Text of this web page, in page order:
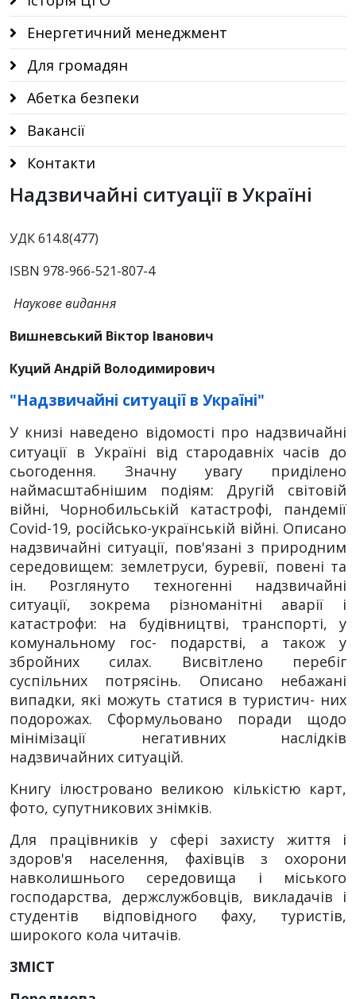
Енергетичний менеджмент
Для громадян
Абетка безпеки
Вакансії
Контакти
Надзвичайні ситуації в Україні
УДК 614.8(477)
ISBN 978-966-521-807-4
Наукове видання
Вишневський Віктор Іванович
Куций Андрій Володимирович
"Надзвичайні ситуації в Україні"
У книзі наведено відомості про надзвичайні
ситуації в Україні від стародавніх часів до
сьогодення. Значну увагу приділено
наймасштабнішим подіям: Другій світовій
війні, Чорнобильській катастрофі, пандемії
Covid-19, російсько-українській війні. Описано
надзвичайні ситуації, пов'язані з природним
середовищем: землетруси, буревії, повені та
ін. Розглянуто техногенні надзвичайні
ситуації, зокрема різноманітні аварії і
катастрофи: на будівництві, транспорті, у
комунальному гос- подарстві, а також у
збройних силах. Висвітлено перебіг
суспільних потрясінь. Описано небажані
випадки, які можуть статися в туристич- них
подорожах. Сформульовано поради щодо
мінімізації негативних наслідків
надзвичайних ситуацій.
Книгу ілюстровано великою кількістю карт,
фото, супутникових знімків.
Для працівників у сфері захисту життя і
здоров'я населення, фахівців з охорони
навколишнього середовища і міського
господарства, держслужбовців, викладачів і
студентів відповідного фаху, туристів,
широкого кола читачів.
3MICT